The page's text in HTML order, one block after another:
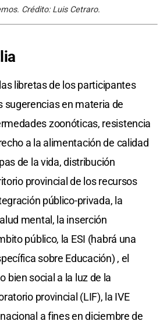
Crédito: Luis Cetraro.
libretas de los participantes
sugerencias en materia de
zoonóticas, resistencia
a la alimentación de calidad
de la vida, distribución
provincial de los recursos
público-privada, la
mental, la inserción
público, la ESI (habrá una
sobre Educación) , el
bien social a la luz de la
provincial (LIF), la IVE
a fines en diciembre de